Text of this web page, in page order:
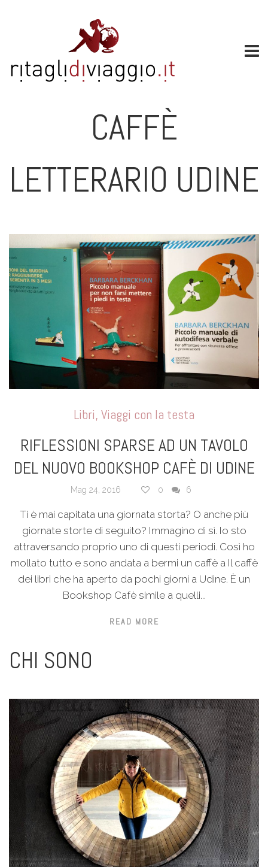
CAFFÈ
LETTERARIO UDINE
Libri, Viaggi con la testa
RIFLESSIONI SPARSE AD UN TAVOLO
DEL NUOVO BOOKSHOP CAFÈ DI UDINE
Mag 24, 2016 0 6
Ti è mai capitata una giornata storta? O anche più
giornate storte di seguito? Immagino di sì. Io sto
attraversando proprio uno di questi periodi. Così ho
mollato tutto e sono andata a bermi un caffè a Il caffè
dei libri che ha aperto da pochi giorni a Udine. È un
Bookshop Cafè simile a quelli...
READ MORE
CHI SONO